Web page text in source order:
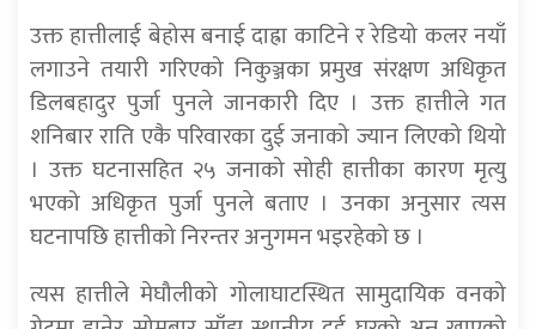
उक्त हात्तीलाई बेहोस बनाई दाह्रा काटिने र रेडियो कलर नयाँ
लगाउने तयारी गरिएको निकुञ्जका प्रमुख संरक्षण अधिकृत
डिलबहादुर पुर्जा पुनले जानकारी दिए । उक्त हात्तीले गत
शनिबार राति एकै परिवारका दुई जनाको ज्यान लिएको थियो
। उक्त घटनासहित २५ जनाको सोही हात्तीका कारण मृत्यु
भएको अधिकृत पुर्जा पुनले बताए । उनका अनुसार त्यस
घटनापछि हात्तीको निरन्तर अनुगमन भइरहेको छ ।
त्यस हात्तीले मेघौलीको गोलाघाटस्थित सामुदायिक वनको